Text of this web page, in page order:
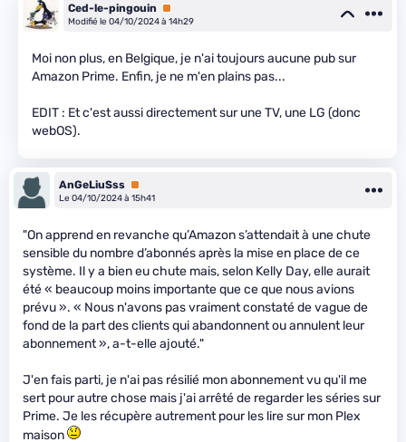
Ced-le-pingouin
Premium
Modifié le 04/10/2024 à 14h29
Moi non plus, en Belgique, je n'ai toujours aucune pub sur
Amazon Prime. Enfin, je ne m'en plains pas...
EDIT : Et c'est aussi directement sur une TV, une LG (donc
webOS).
AnGeLiuSss Premium
Le 04/10/2024 à 15h41
"On apprend en revanche qu’Amazon s’attendait à une chute
sensible du nombre d’abonnés après la mise en place de ce
système. Il y a bien eu chute mais, selon Kelly Day, elle aurait
été « beaucoup moins importante que ce que nous avions
prévu ». « Nous n'avons pas vraiment constaté de vague de
fond de la part des clients qui abandonnent ou annulent leur
abonnement », a-t-elle ajouté."
J'en fais parti, je n'ai pas résilié mon abonnement vu qu'il me
sert pour autre chose mais j'ai arrêté de regarder les séries sur
Prime. Je les récupère autrement pour les lire sur mon Plex
maison